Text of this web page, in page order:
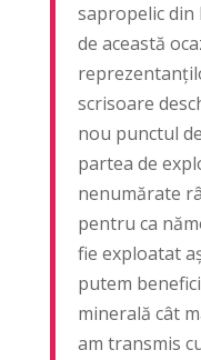
sapropelic din
de această
scrisoare
nou punctul
partea de
nenumărate
pentru ca
fie exploatat
putem
minerală cât
am transmis